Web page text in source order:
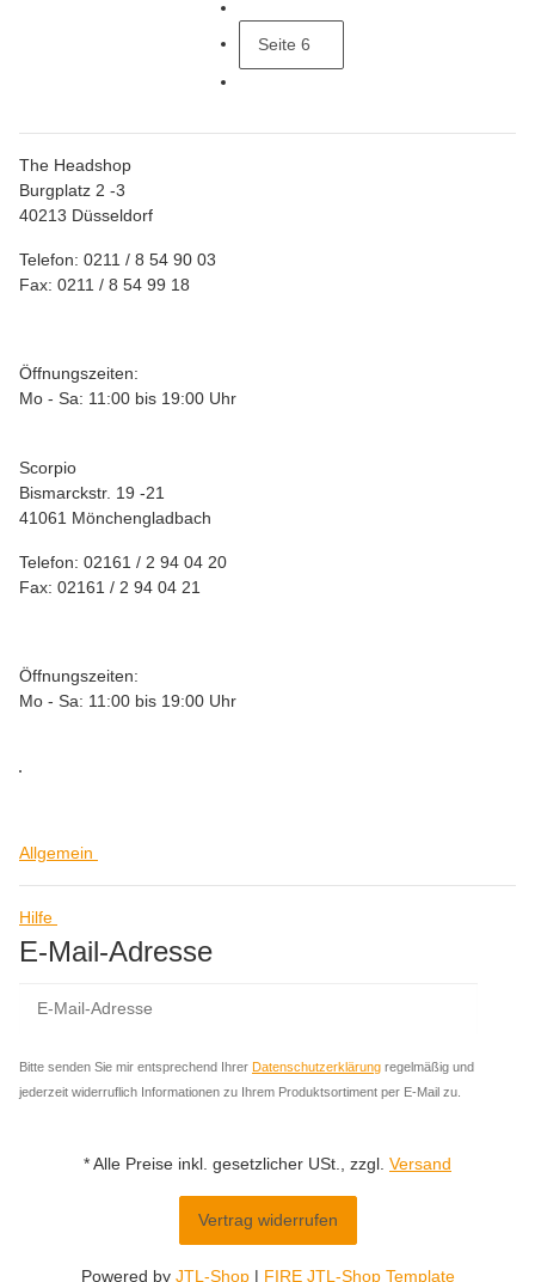
Seite 6
The Headshop
Burgplatz 2 -3
40213 Düsseldorf
Telefon: 0211 / 8 54 90 03
Fax: 0211 / 8 54 99 18
Öffnungszeiten:
Mo - Sa: 11:00 bis 19:00 Uhr
Scorpio
Bismarckstr. 19 -21
41061 Mönchengladbach
Telefon: 02161 / 2 94 04 20
Fax: 02161 / 2 94 04 21
Öffnungszeiten:
Mo - Sa: 11:00 bis 19:00 Uhr
Allgemein
Hilfe
E-Mail-Adresse
Bitte senden Sie mir entsprechend Ihrer Datenschutzerklärung regelmäßig und
jederzeit widerruflich Informationen zu Ihrem Produktsortiment per E-Mail zu.
* Alle Preise inkl. gesetzlicher USt., zzgl. Versand
Vertrag widerrufen
Powered by JTL-Shop | FIRE JTL-Shop Template